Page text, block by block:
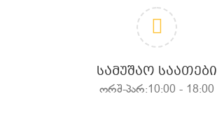
ᲡᲐᲛᲣᲨᲐᲝ ᲡᲐᲐᲗᲔᲑᲘ
ორშ-პარ:10:00 - 18:00